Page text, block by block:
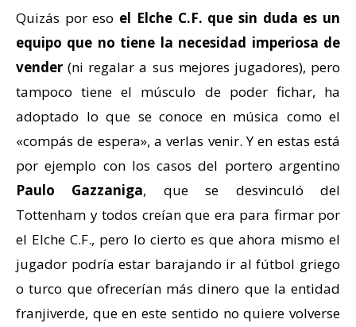
Quizás por eso el Elche C.F. que sin duda es un
equipo que no tiene la necesidad imperiosa de
vender (ni regalar a sus mejores jugadores), pero
tampoco tiene el músculo de poder fichar, ha
adoptado lo que se conoce en música como el
«compás de espera», a verlas venir. Y en estas está
por ejemplo con los casos del portero argentino
Paulo Gazzaniga, que se desvinculó del
Tottenham y todos creían que era para firmar por
el Elche C.F., pero lo cierto es que ahora mismo el
jugador podría estar barajando ir al fútbol griego
o turco que ofrecerían más dinero que la entidad
franjiverde, que en este sentido no quiere volverse